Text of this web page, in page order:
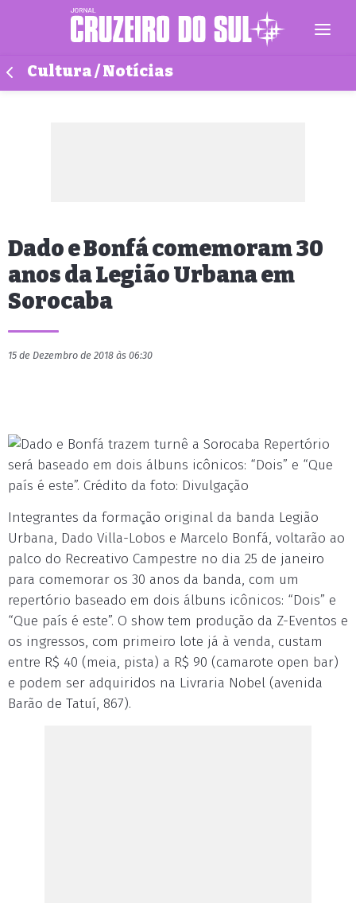
Cultura / Notícias
Dado e Bonfá comemoram 30
anos da Legião Urbana em
Sorocaba
15 de Dezembro de 2018 às 06:30
Repertório
será baseado em dois álbuns icônicos: “Dois” e “Que
país é este”. Crédito da foto: Divulgação
Integrantes da formação original da banda Legião
Urbana, Dado Villa-Lobos e Marcelo Bonfá, voltarão ao
palco do Recreativo Campestre no dia 25 de janeiro
para comemorar os 30 anos da banda, com um
repertório baseado em dois álbuns icônicos: “Dois” e
“Que país é este”. O show tem produção da Z-Eventos e
os ingressos, com primeiro lote já à venda, custam
entre R$ 40 (meia, pista) a R$ 90 (camarote open bar)
e podem ser adquiridos na Livraria Nobel (avenida
Barão de Tatuí, 867).